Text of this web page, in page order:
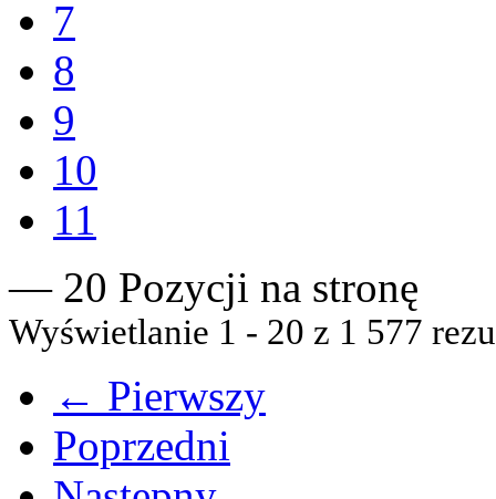
7
8
9
10
11
— 20 Pozycji na stronę
Wyświetlanie 1 - 20 z 1 577
← Pierwszy
Poprzedni